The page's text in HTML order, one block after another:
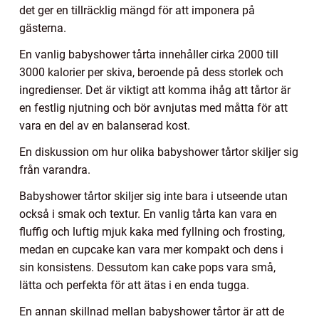
det ger en tillräcklig mängd för att imponera på
gästerna.
En vanlig babyshower tårta innehåller cirka 2000 till
3000 kalorier per skiva, beroende på dess storlek och
ingredienser. Det är viktigt att komma ihåg att tårtor är
en festlig njutning och bör avnjutas med måtta för att
vara en del av en balanserad kost.
En diskussion om hur olika babyshower tårtor skiljer sig
från varandra.
Babyshower tårtor skiljer sig inte bara i utseende utan
också i smak och textur. En vanlig tårta kan vara en
fluffig och luftig mjuk kaka med fyllning och frosting,
medan en cupcake kan vara mer kompakt och dens i
sin konsistens. Dessutom kan cake pops vara små,
lätta och perfekta för att ätas i en enda tugga.
En annan skillnad mellan babyshower tårtor är att de